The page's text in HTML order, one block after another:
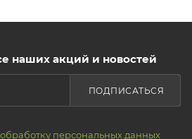
наших акций и новостей
обработку персональных данных
ПОДПИСАТЬСЯ